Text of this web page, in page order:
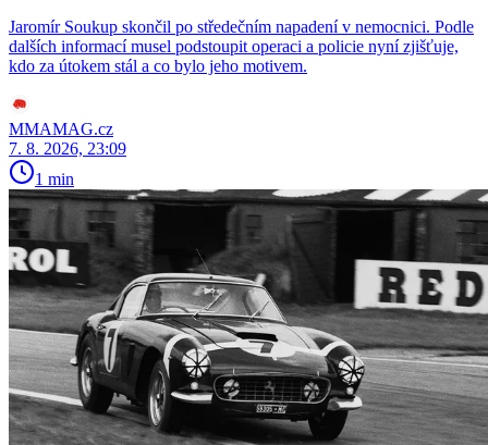
Jaromír Soukup skončil po středečním napadení v nemocnici. Podle
dalších informací musel podstoupit operaci a policie nyní zjišťuje,
kdo za útokem stál a co bylo jeho motivem.
MMAMAG.cz
7. 8. 2026, 23:09
1 min